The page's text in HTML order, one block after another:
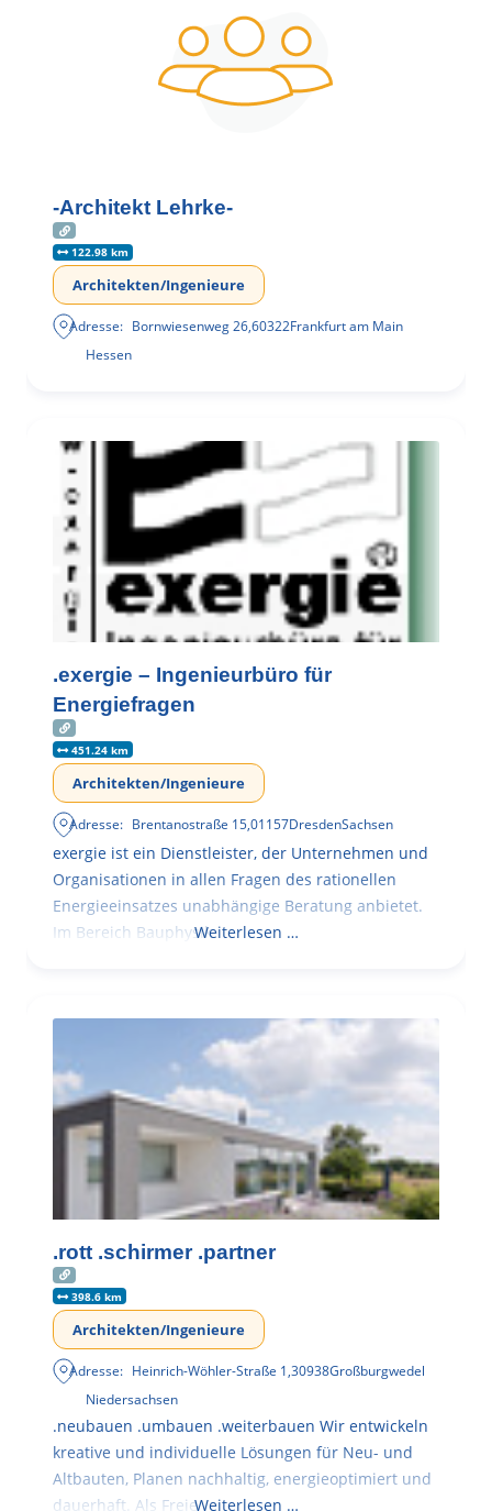
-Architekt Lehrke-
122.98 km
Architekten/Ingenieure
Adresse: Bornwiesenweg 26,60322Frankfurt am Main
Hessen
.exergie – Ingenieurbüro für
Energiefragen
451.24 km
Architekten/Ingenieure
Adresse: Brentanostraße 15,01157DresdenSachsen
exergie ist ein Dienstleister, der Unternehmen und
Organisationen in allen Fragen des rationellen
Energieeinsatzes unabhängige Beratung anbietet.
Im Bereich BauphysikWeiterlesen …
.rott .schirmer .partner
398.6 km
Architekten/Ingenieure
Adresse: Heinrich-Wöhler-Straße 1,30938Großburgwedel
Niedersachsen
.neubauen .umbauen .weiterbauen Wir entwickeln
kreative und individuelle Lösungen für Neu- und
Altbauten, Planen nachhaltig, energieoptimiert und
dauerhaft. Als FreieWeiterlesen …